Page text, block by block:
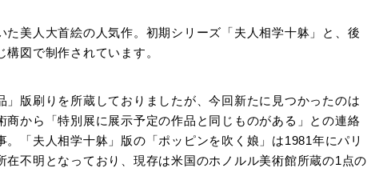
た美人大首絵の人気作。初期シリーズ「夫人相学十躰」と、後
図で制作されています。
版刷りを所蔵しておりましたが、今回新たに見つかったのは
商から「特別展に展示予定の作品と同じものがある」との連絡
「夫人相学十躰」版の「ポッピンを吹く娘」は1981年にパリ
不明となっており、現存は米国のホノルル美術館所蔵の1点の